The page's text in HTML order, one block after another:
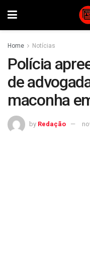
Home Notícias
Polícia
de
maconha
by Redação